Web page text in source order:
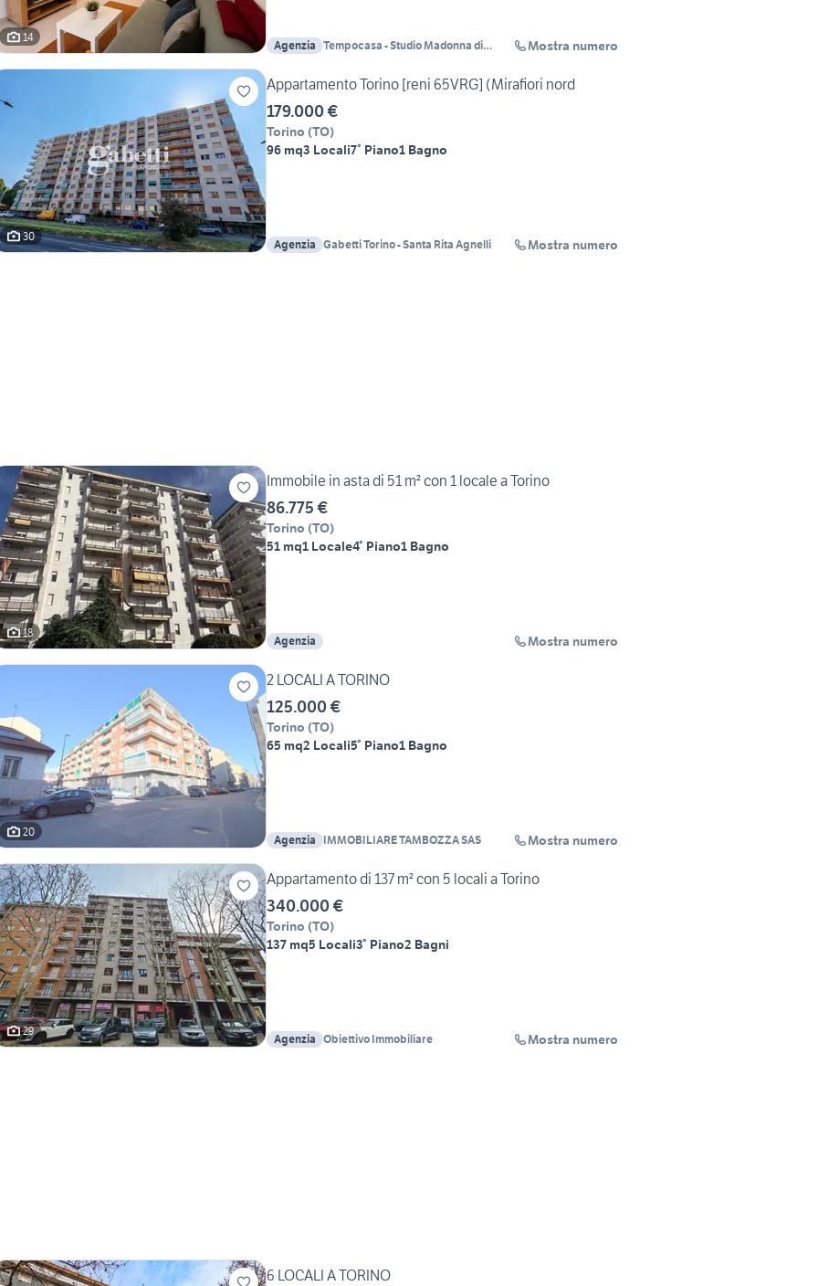
14
Agenzia Tempocasa - Studio Madonna di
Mostra numero
30
Appartamento Torino [reni 65VRG] (Mirafiori nord
179.000 €
Torino (TO)
96 mq3 Locali7° Piano1 Bagno
Agenzia Gabetti Torino - Santa Rita Agnelli Mostra numero
18
Immobile in asta di 51 m² con 1 locale a Torino
86.775 €
Torino (TO)
51 mq1 Locale4° Piano1 Bagno
Agenzia Mostra numero
20
2 LOCALI A TORINO
125.000 €
Torino (TO)
65 mq2 Locali5° Piano1 Bagno
Agenzia IMMOBILIARE TAMBOZZA SAS Mostra numero
29
Appartamento di 137 m² con 5 locali a Torino
340.000 €
Torino (TO)
137 mq5 Locali3° Piano2 Bagni
Agenzia Obiettivo Immobiliare Mostra numero
6 LOCALI A TORINO